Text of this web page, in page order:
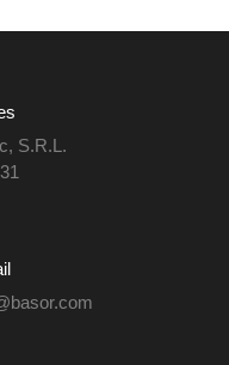
S.R.L.